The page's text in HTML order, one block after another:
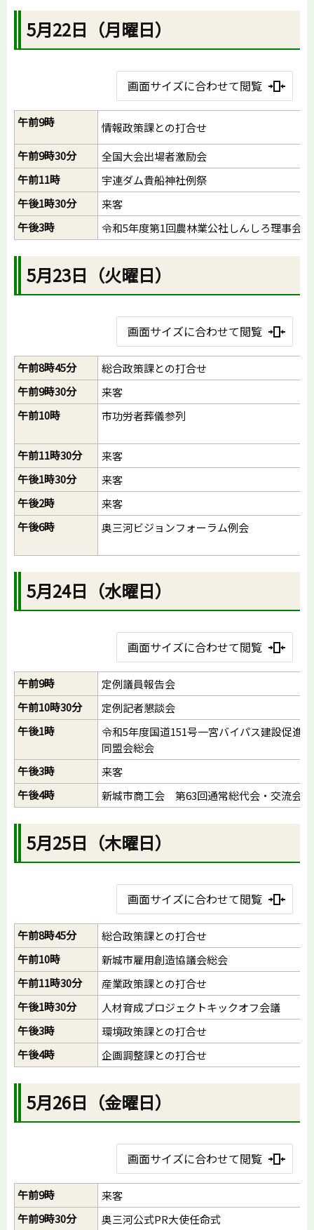
5月22日（月曜日）
画面サイズに合わせて閲覧
午前9時
情報政策課との打合せ
午前9時30分
全国大会出場者激励会
午前11時
宇連ダム貴船神社例祭
午後1時30分
来客
午後3時
令和5年度第1回農林業公社しんしろ理事会
5月23日（火曜日）
画面サイズに合わせて閲覧
午前8時45分
総合政策課との打合せ
午前9時30分
来客
午前10時
市功労者葬儀参列
午前11時30分
来客
午後1時30分
来客
午後2時
来客
午後6時
奥三河ビジョンフォーラム例会
5月24日（水曜日）
画面サイズに合わせて閲覧
午前9時
定例議員報告会
午前10時30分
定例記者懇談会
午後1時
令和5年度国道151号一宮バイパス建設促進
同盟会総会
午後3時
来客
午後4時
新城市商工会 第63回通常総代会・交流会
5月25日（木曜日）
画面サイズに合わせて閲覧
午前8時45分
総合政策課との打合せ
午前10時
新城市雇用創造協議会総会
午前11時30分
産業政策課との打合せ
午後1時30分
人材育成プロジェクトキックオフ会議
午後3時
環境政策課との打合せ
午後4時
企画調整課との打合せ
5月26日（金曜日）
画面サイズに合わせて閲覧
午前9時
来客
午前9時30分
奥三河公式PR大使任命式